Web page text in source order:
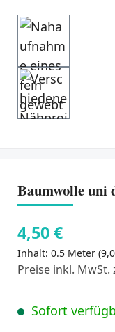
Baumwolle uni
4,50 €
Inhalt: 0.5 Meter
Preise inkl.
Sofort